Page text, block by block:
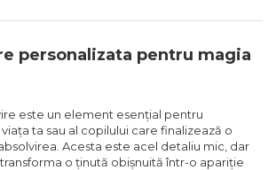
personalizata pentru magia
este un element esențial pentru
ta sau al copilului care finalizează o
Acesta este acel detaliu mic, dar
o ținută obișnuită într-o apariție